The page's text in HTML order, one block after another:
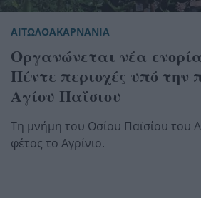
ΑΙΤΩΛΟΑΚΑΡΝΑΝΙΑ
Οργανώνεται νέα
Πέντε περιοχές υπό την
Αγίου Παΐσιου
Τη μνήμη του Οσίου Παϊσίου του
φέτος το Αγρίνιο.